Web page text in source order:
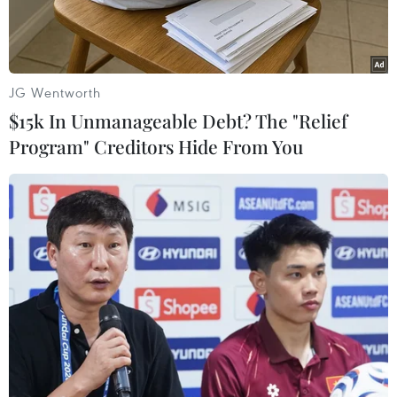
ngăn chặn những giao dịch trái phép và cũng là
để dần ổn định thị trường ngoại hối. Bà Nguyễn
Thị Mai Sương, Giám đốc Ngân hàng Nhà nước
Chi nhánh Hà Nội đã trao đổi với báo chí xung
PV: Trong mấy ngày qua, một số cửa hàng thu
đổi ngoại tệ trên địa bàn Hà Nội đã dừng không
giao dịch do sợ thanh tra, kiểm tra. Vậy Ngân
hàng Nhà nước Chi nhánh Hà Nội đã phối hợp
các bộ, ngành chức năng như thế nào để làm tốt
vấn đề này?
Bà Nguyễn Thị Mai Sương:Trong thời gian
qua, chúng tôi đã phối hợp với Sở Công an, Sở
Công thương thông qua Chi cục quản lý thị
JG Wentworth
$15k In Unmanageable Debt? The "Relief
Program" Creditors Hide From You